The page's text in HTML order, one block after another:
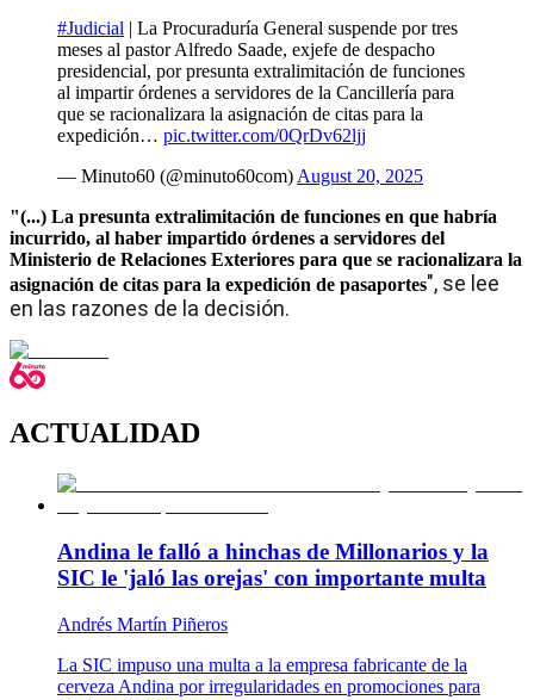
#Judicial | La Procuraduría General suspende por tres
meses al pastor Alfredo Saade, exjefe de despacho
presidencial, por presunta extralimitación de funciones
al impartir órdenes a servidores de la Cancillería para
que se racionalizara la asignación de citas para la
expedición… pic.twitter.com/0QrDv62ljj
— Minuto60 (@minuto60com)August 20, 2025
"(...) La presunta extralimitación de funciones en que habría
incurrido, al haber impartido órdenes a servidores del
Ministerio de Relaciones Exteriores para que se racionalizara la
asignación de citas para la expedición de pasaportes", se lee
en las razones de la decisión.
ACTUALIDAD
Andina le falló a hinchas de Millonarios y la
SIC le 'jaló las orejas' con importante multa
Andrés Martín Piñeros
La SIC impuso una multa a la empresa fabricante de la
cerveza Andina por irregularidades en promociones para